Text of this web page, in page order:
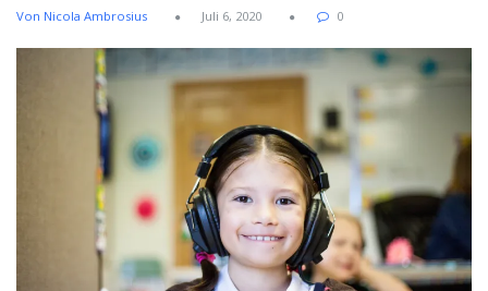
Von Nicola Ambrosius Juli 6, 2020 0